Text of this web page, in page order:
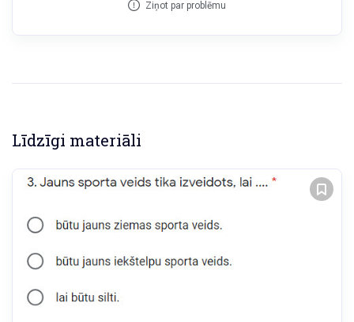
Ziņot par problēmu
Līdzīgi materiāli